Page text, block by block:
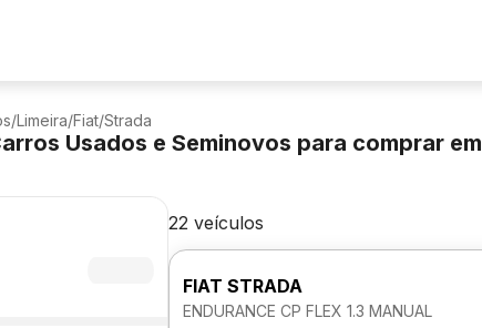
/Limeira/Fiat/Strada
Usados e Seminovos para comprar em
22 veículos
FIAT STRADA
ENDURANCE CP FLEX 1.3 MANUAL